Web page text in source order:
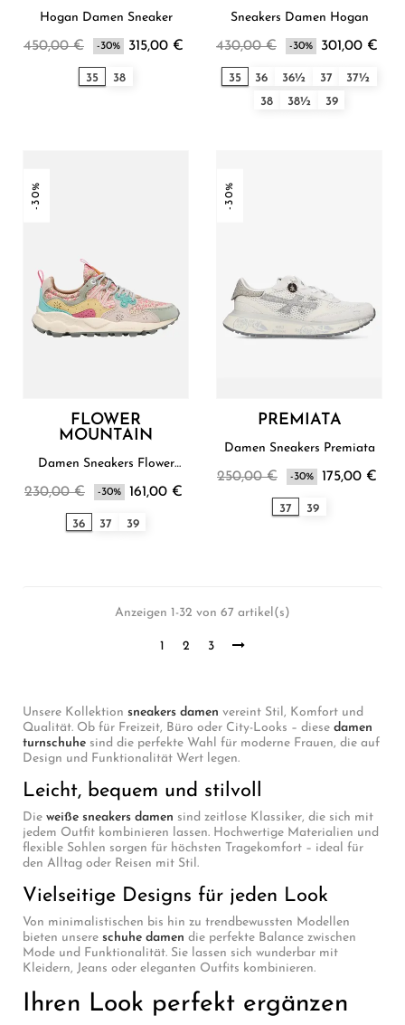
Hogan Damen Sneaker
450,00 € -30% 315,00 €
35 38
Sneakers Damen Hogan
430,00 € -30% 301,00 €
35 36 36½ 37
37½
38
38½ 39
-30%
FLOWER
MOUNTAIN
Damen Sneakers Flower
230,00 € -30% 161,00 €
36 37 39
-30%
PREMIATA
Damen Sneakers Premiata
250,00 € -30% 175,00 €
37 39
Anzeigen 1-32 von 67 artikel(s)
1 2 3
Unsere Kollektion sneakers damen vereint Stil, Komfort und
Qualität. Ob für Freizeit, Büro oder City-Looks – diese damen
turnschuhe sind die perfekte Wahl für moderne Frauen, die auf
Design und Funktionalität Wert legen.
Leicht, bequem und stilvoll
Die weiße sneakers damen sind zeitlose Klassiker, die sich mit
jedem Outfit kombinieren lassen. Hochwertige Materialien und
flexible Sohlen sorgen für höchsten Tragekomfort – ideal für
den Alltag oder Reisen mit Stil.
Vielseitige Designs für jeden Look
Von minimalistischen bis hin zu trendbewussten Modellen
bieten unsere schuhe damen die perfekte Balance zwischen
Mode und Funktionalität. Sie lassen sich wunderbar mit
Kleidern, Jeans oder eleganten Outfits kombinieren.
Ihren Look perfekt ergänzen